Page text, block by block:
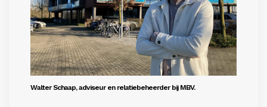
Walter Schaap, adviseur en relatiebeheerder bij MBV.